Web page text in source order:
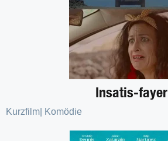
Insatis-fayer
Kurzfilm Komödie